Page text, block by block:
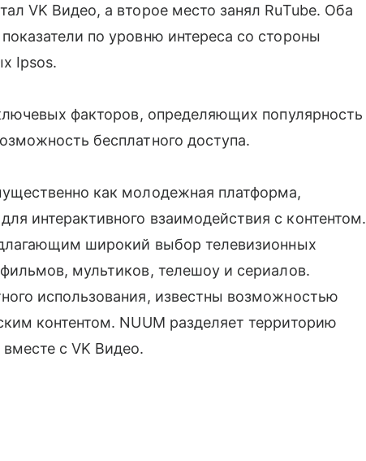
VK Видео, а второе место занял RuTube. Оба
по уровню интереса со стороны
Ipsos.
факторов, определяющих популярность
бесплатного доступа.
как молодежная платформа,
интерактивного взаимодействия с контентом.
широкий выбор телевизионных
мультиков, телешоу и сериалов.
использования, известны возможностью
контентом. NUUM разделяет территорию
с VK Видео.